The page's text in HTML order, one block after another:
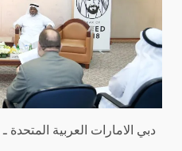
دبي الامارات العربية المتحدة ـ